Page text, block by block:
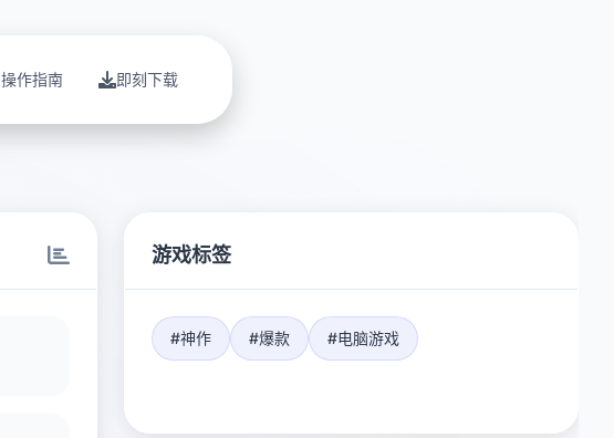
操作指南 即刻下载
游戏标签
#神作 #爆款 #电脑游戏